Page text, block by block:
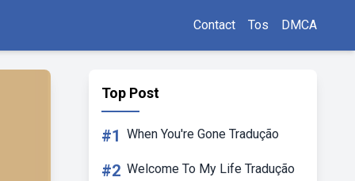
Contact Tos DMCA
Top Post
#1 When You're Gone Tradução
#2 Welcome To My Life Tradução